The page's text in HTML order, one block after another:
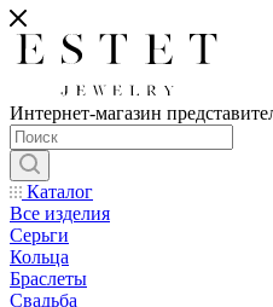
Интернет-магазин
Каталог
Все изделия
Серьги
Кольца
Браслеты
Свадьба